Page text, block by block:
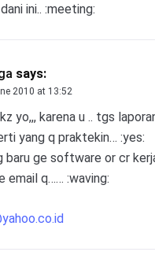
ini.. :meeting:
says:
2010 at 13:52
yo,,, karena u .. tgs
yang q praktekin… :yes:
baru ge software or cr
email q…… :waving: